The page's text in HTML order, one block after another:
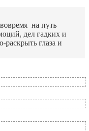
на путь
дел гадких и
глаза и